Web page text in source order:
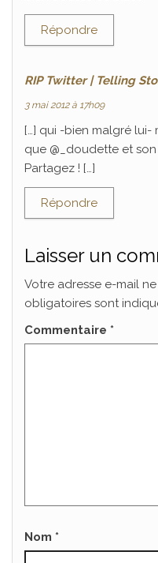
Répondre
RIP Twitter | Telling
3 mai 2012 à 17h09
[…] qui -bien malgré lui-
que @_doudette et
Partagez ! […]
Répondre
Laisser un
Votre adresse e-mail
obligatoires sont
Commentaire *
Nom *